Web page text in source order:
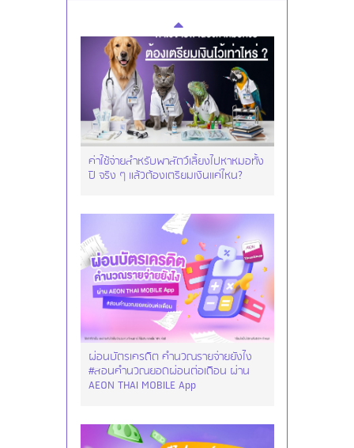
ค่าใช้จ่ายสำหรับพาสัตว์เลี้ยงไปหาหมอทั้ง
ปี จริง ๆ แล้วต้องเตรียมเงินแค่ไหน?
ผ่อนบัตรเครดิต คำนวณรายจ่ายยังไง
#สอนคำนวณยอดผ่อนต่อเดือน ผ่าน
AEON THAI MOBILE App